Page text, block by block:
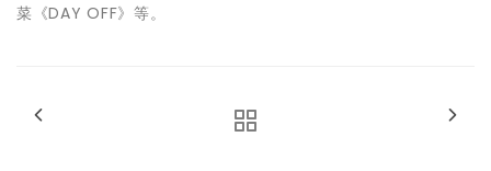
菜《DAY OFF》等。